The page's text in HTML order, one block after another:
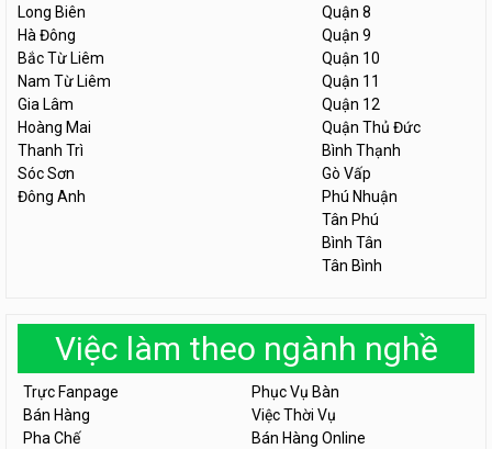
Long Biên
Hà Đông
Bắc Từ Liêm
Nam Từ Liêm
Gia Lâm
Hoàng Mai
Thanh Trì
Sóc Sơn
Đông Anh
Quận 8
Quận 9
Quận 10
Quận 11
Quận 12
Quận Thủ Đức
Bình Thạnh
Gò Vấp
Phú Nhuận
Tân Phú
Bình Tân
Tân Bình
Việc làm theo ngành nghề
Trực Fanpage
Phục Vụ Bàn
Bán Hàng
Việc Thời Vụ
Pha Chế
Bán Hàng Online